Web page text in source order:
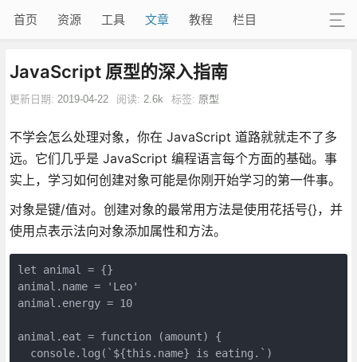
首页 资源 工具 文章 教程 栏目
JavaScript 原型的深入指南
更新日期: 2019-04-22 阅读: 2.6k 标签: 原型
不学会怎么处理对象，你在 JavaScript 道路就就走不了多
远。它们几乎是 JavaScript 编程语言每个方面的基础。事
实上，学习如何创建对象可能是你刚开始学习的第一件事。
对象是键/值对。创建对象的最常用方法是使用花括号{}，并
使用点表示法向对象添加属性和方法。
let animal = {}
animal.name = 'Leo'
animal.energy = 10
animal.eat = function (amount) {
  console.log(`${this.name} is eating.`)